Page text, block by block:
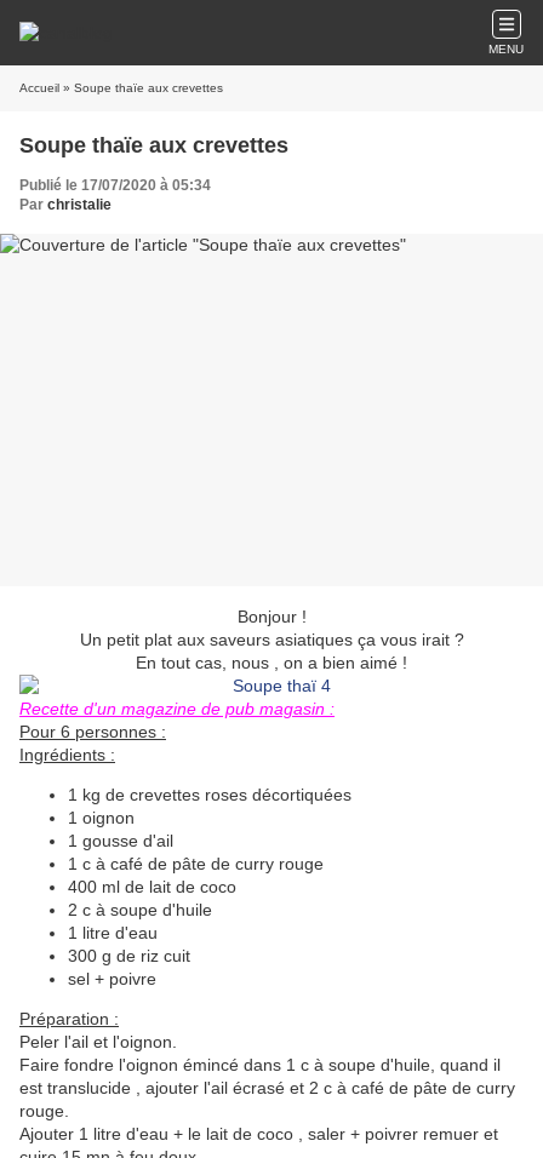
MENU
Accueil » Soupe thaïe aux crevettes
Soupe thaïe aux crevettes
Publié le 17/07/2020 à 05:34
Par christalie
Bonjour !
Un petit plat aux saveurs asiatiques ça vous irait ?
En tout cas, nous , on a bien aimé !
Recette d'un magazine de pub magasin :
Pour 6 personnes :
Ingrédients :
1 kg de crevettes roses décortiquées
1 oignon
1 gousse d'ail
1 c à café de pâte de curry rouge
400 ml de lait de coco
2 c à soupe d'huile
1 litre d'eau
300 g de riz cuit
sel + poivre
Préparation :
Peler l'ail et l'oignon.
Faire fondre l'oignon émincé dans 1 c à soupe d'huile, quand il
est translucide , ajouter l'ail écrasé et 2 c à café de pâte de curry
rouge.
Ajouter 1 litre d'eau + le lait de coco , saler + poivrer remuer et